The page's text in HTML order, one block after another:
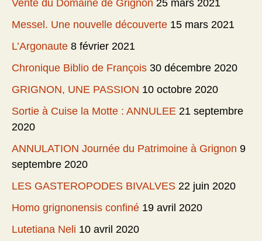
Vente du Domaine de Grignon 25 mars 2021
Messel. Une nouvelle découverte 15 mars 2021
L’Argonaute 8 février 2021
Chronique Biblio de François 30 décembre 2020
GRIGNON, UNE PASSION 10 octobre 2020
Sortie à Cuise la Motte : ANNULEE 21 septembre
2020
ANNULATION Journée du Patrimoine à Grignon 9
septembre 2020
LES GASTEROPODES BIVALVES 22 juin 2020
Homo grignonensis confiné 19 avril 2020
Lutetiana Neli 10 avril 2020